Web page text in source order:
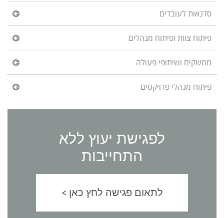
סדנאות לעובדים
פיתוח צוות ופיתוח מנהלים
ממשקים ושיתופי פעולה
פיתוח מנהלי פרויקטים
לפגישת יעוץ ללא
התחייבות
לתאום פגישה לחץ כאן >